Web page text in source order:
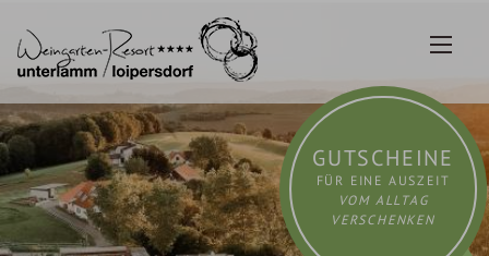
Inhalt
springen
GUTSCHEINE
FÜR EINE AUSZEIT
VOM ALLTAG
VERSCHENKEN